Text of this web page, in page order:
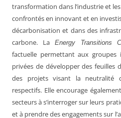
transformation dans l’industrie et
confrontés en innovant et en
décarbonisation et dans des
carbone. La
Energy Transitions
factuelle permettant aux groupes
privées de développer des feuilles
des projets visant la neutralité
respectifs. Elle encourage
secteurs à s’interroger sur leurs
et à prendre des engagements sur